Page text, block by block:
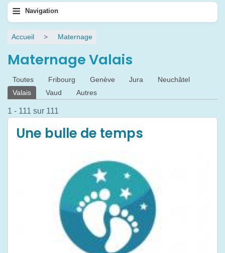
Navigation
principale
≡ Navigation
Fil
Accueil Maternage
Maternage Valais
Onglets
principaux
Toutes Fribourg Genève Jura
Neuchâtel
Valais
Vaud Autres
1 - 111 sur 111
Une bulle de temps